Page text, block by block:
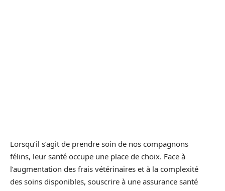
Lorsqu’il s’agit de prendre soin de nos compagnons
félins, leur santé occupe une place de choix. Face à
l’augmentation des frais vétérinaires et à la complexité
des soins disponibles, souscrire à une assurance santé